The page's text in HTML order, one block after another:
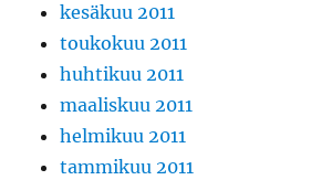
kesäkuu 2011
toukokuu 2011
huhtikuu 2011
maaliskuu 2011
helmikuu 2011
tammikuu 2011